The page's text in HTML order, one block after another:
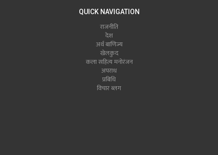
QUICK NAVIGATION
राजनीति
देश
अर्थ बाणिज्य
खेलकुद
कला सहित्य मनोरंजन
अपराध
प्रबिधि
विचार ब्लग